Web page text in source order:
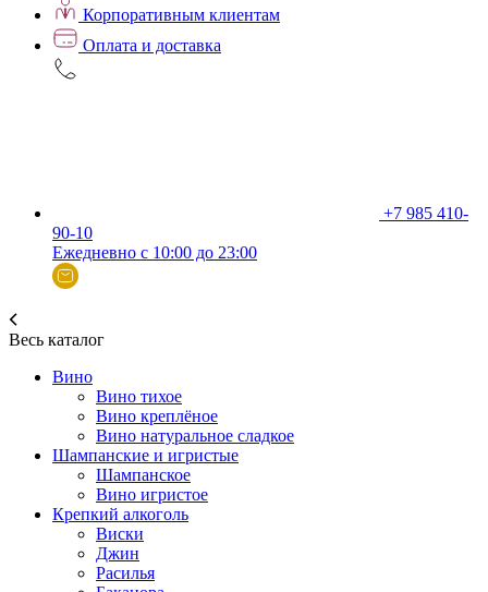
Корпоративным клиентам
Оплата и доставка
+7 985 410-
90-10
Ежедневно с 10:00 до 23:00
Весь каталог
Вино
Вино тихое
Вино креплёное
Вино натуральное сладкое
Шампанские и игристые
Шампанское
Вино игристое
Крепкий алкоголь
Виски
Джин
Расилья